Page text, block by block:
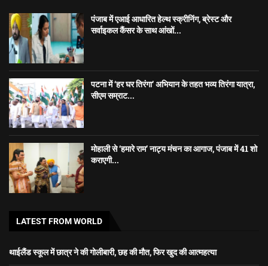
पंजाब में एआई आधारित हेल्थ स्क्रीनिंग, ब्रेस्ट और
सर्वाइकल कैंसर के साथ आंखों...
पटना में ‘हर घर तिरंगा’ अभियान के तहत भव्य तिरंगा यात्रा,
सीएम सम्राट...
मोहाली से ‘हमारे राम’ नाट्य मंचन का आगाज, पंजाब में 41 शो
कराएगी...
LATEST FROM WORLD
थाईलैंड स्कूल में छात्र ने की गोलीबारी, छह की मौत, फिर खुद की आत्महत्या